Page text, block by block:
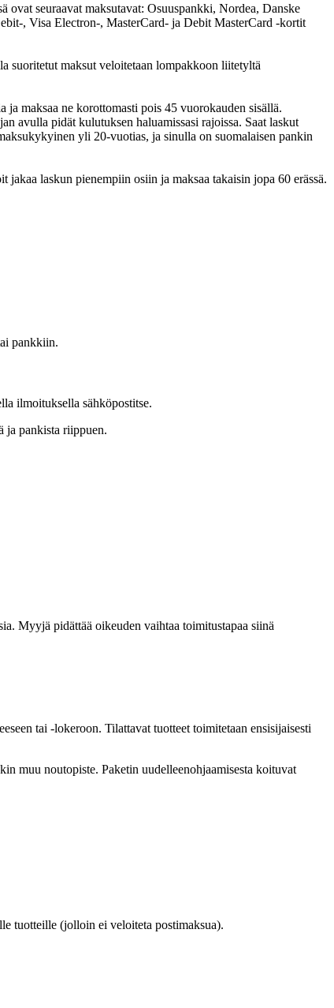
seuraavat maksutavat: Osuuspankki, Nordea, Danske
, Visa Electron-, MasterCard- ja Debit MasterCard -kortit
suoritetut maksut veloitetaan lompakkoon liitetyltä
maksaa ne korottomasti pois 45 vuorokauden sisällä.
avulla pidät kulutuksen haluamissasi rajoissa. Saat laskut
yli 20-vuotias, ja sinulla on suomalaisen pankin
laskun pienempiin osiin ja maksaa takaisin jopa 60 erässä.
pankkiin.
ilmoituksella sähköpostitse.
ja pankista riippuen.
Myyjä pidättää oikeuden vaihtaa toimitustapaa siinä
tai -lokeroon. Tilattavat tuotteet toimitetaan ensisijaisesti
muu noutopiste. Paketin uudelleenohjaamisesta koituvat
tuotteille (jolloin ei veloiteta postimaksua).